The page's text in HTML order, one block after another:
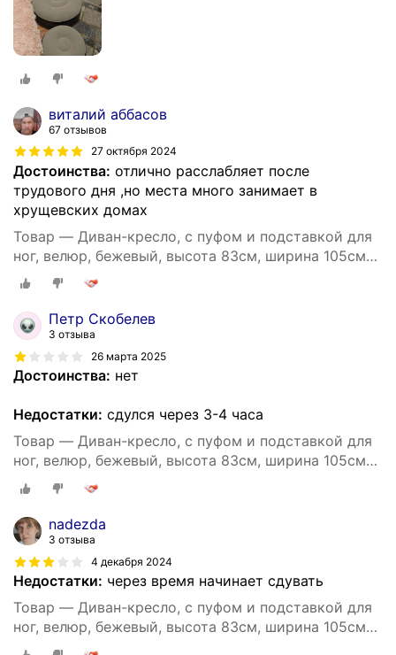
виталий аббасов
67 отзывов
27 октября 2024
Достоинства: отлично расслабляет после
трудового дня ,но места много занимает в
хрущевских домах
Товар — Диван-кресло, с пуфом и подставкой для
ног, велюр, бежевый, высота 83см, ширина 105см
BM
Петр Скобелев
3 отзыва
26 марта 2025
Достоинства: нет
Недостатки: сдулся через 3-4 часа
Товар — Диван-кресло, с пуфом и подставкой для
ног, велюр, бежевый, высота 83см, ширина 105см
BM
nadezda
3 отзыва
4 декабря 2024
Недостатки: через время начинает сдувать
Товар — Диван-кресло, с пуфом и подставкой для
ног, велюр, бежевый, высота 83см, ширина 105см
BM